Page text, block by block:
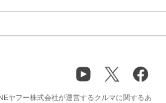
ヤフー株式会社が運営するクルマに関するあ